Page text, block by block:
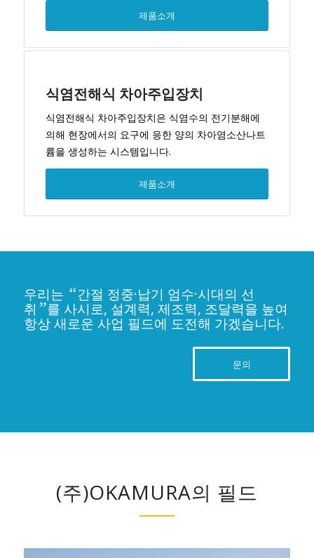
제품소개
식염전해식 차아주입장치
식염전해식 차아주입장치은 식염수의 전기분해에
의해 현장에서의 요구에 응한 양의 차아염소산나트
륨을 생성하는 시스템입니다.
제품소개
우리는 “간절 정중·납기 엄수·시대의 선
취 ”를 사시로, 설계력, 제조력, 조달력을 높여
항상 새로운 사업 필드에 도전해 가겠습니다.
문의
(주)OKAMURA의 필드